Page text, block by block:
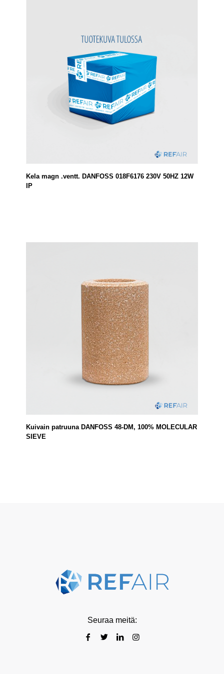
Kela magn .ventt. DANFOSS 018F6176 230V 50HZ 12W
IP
Kuivain patruuna DANFOSS 48-DM, 100% MOLECULAR
SIEVE
Seuraa meitä: